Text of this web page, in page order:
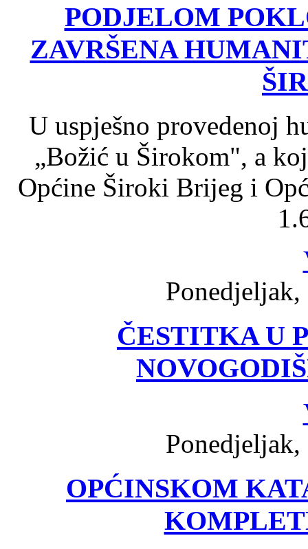
PODJELOM
ZAVRŠENA
U uspješno provedenoj
„Božić u Širokom", a
Općine Široki Brijeg i
ČESTITKA U
OPĆINSKOM